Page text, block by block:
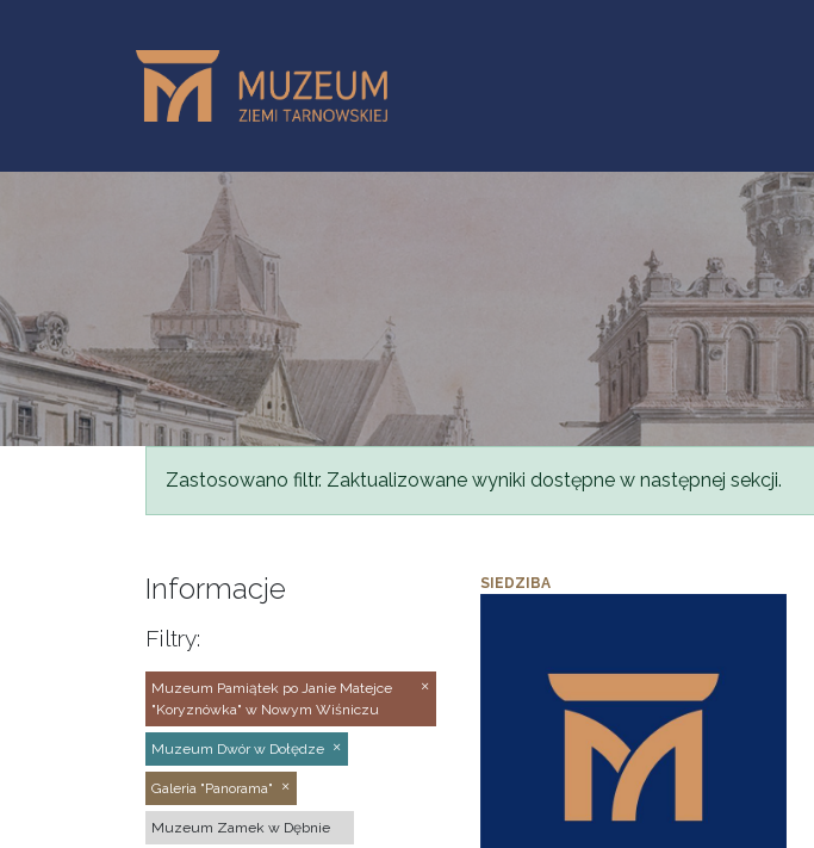
Komunikat
Zastosowano filtr. Zaktualizowane wyniki dostępne w następnej sekcji.
Informacje
Filtry:
Muzeum Pamiątek po Janie Matejce
"Koryznówka" w Nowym Wiśniczu
Muzeum Dwór w Dołędze
Galeria "Panorama"
Muzeum Zamek w Dębnie
SIEDZIBA